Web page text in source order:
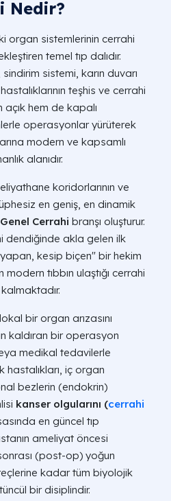
Nedir?
organ sistemlerinin cerrahi
temel tıp dalıdır.
sistemi, karın duvarı
teşhis ve cerrahi
hem de kapalı
operasyonlar yürüterek
modern ve kapsamlı
alanıdır.
koridorlarının ve
en geniş, en dinamik
Genel Cerrahi branşı oluşturur.
dendiğinde akla gelen ilk
kesip biçen" bir hekim
tıbbın ulaştığı cerrahi
bir organ arızasını
kaldıran bir operasyon
medikal tedavilerle
hastalıkları, iç organ
bezlerin (endokrin)
kanser olgularını (cerrahi
en güncel tıp
ameliyat öncesi
(post-op) yoğun
kadar tüm biyolojik
bir disiplindir.